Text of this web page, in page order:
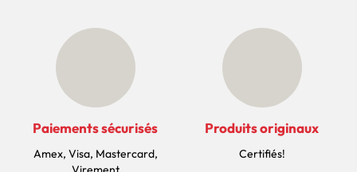
Paiements sécurisés
Amex, Visa, Mastercard,
Produits originaux
Certifiés!